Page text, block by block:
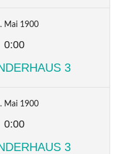
Mai 1900
0:00
3
Mai 1900
0:00
3